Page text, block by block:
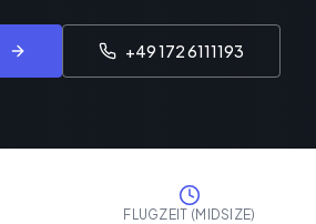
+49 172 6111193
FLUGZEIT (MIDSIZE)